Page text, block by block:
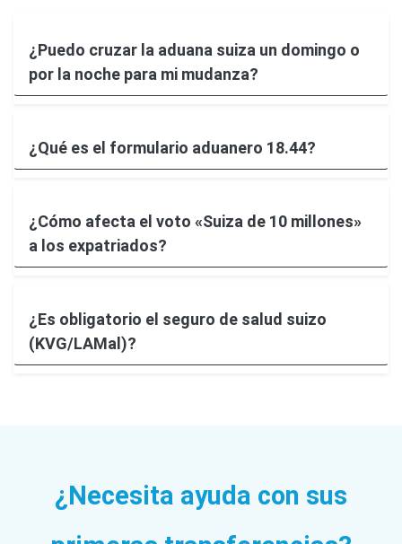
¿Puedo cruzar la aduana suiza un domingo o
por la noche para mi mudanza?
¿Qué es el formulario aduanero 18.44?
¿Cómo afecta el voto «Suiza de 10 millones»
a los expatriados?
¿Es obligatorio el seguro de salud suizo
(KVG/LAMal)?
¿Necesita ayuda con sus